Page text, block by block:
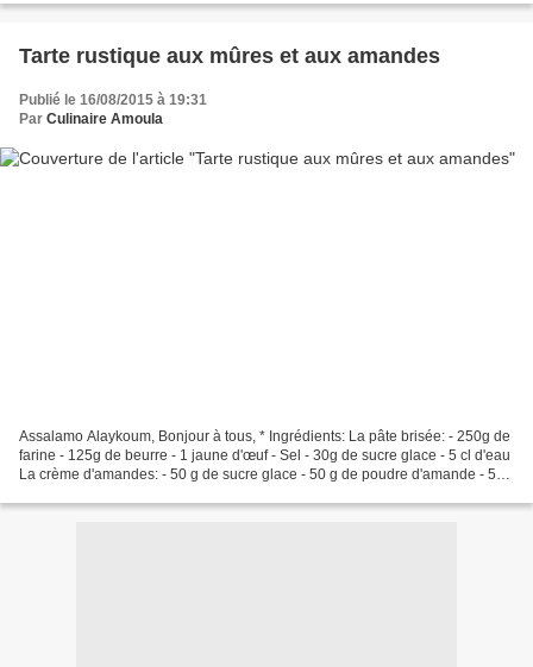
Tarte rustique aux mûres et aux amandes
Publié le 16/08/2015 à 19:31
Par Culinaire Amoula
Assalamo Alaykoum, Bonjour à tous, * Ingrédients: La pâte brisée: - 250g de
farine - 125g de beurre - 1 jaune d'œuf - Sel - 30g de sucre glace - 5 cl d'eau
La crème d'amandes: - 50 g de sucre glace - 50 g de poudre d'amande - 50